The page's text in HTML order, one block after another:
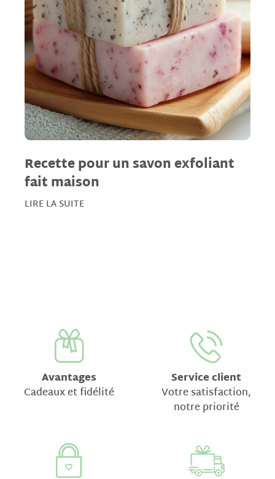
Recette pour un savon exfoliant
fait maison
LIRE LA SUITE
Avantages
Cadeaux et fidélité
Service client
Votre satisfaction,
notre priorité